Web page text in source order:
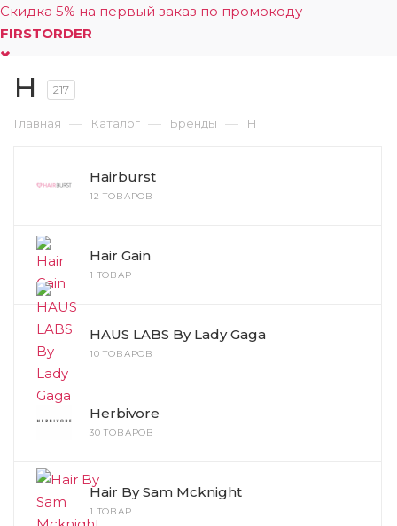
Скидка 5% на первый заказ по промокоду
FIRSTORDER
H 217
Главная — Каталог — Бренды — H
Hairburst
12 ТОВАРОВ
Hair Gain
1 ТОВАР
HAUS LABS By Lady Gaga
10 ТОВАРОВ
Herbivore
30 ТОВАРОВ
Hair By Sam Mcknight
1 ТОВАР